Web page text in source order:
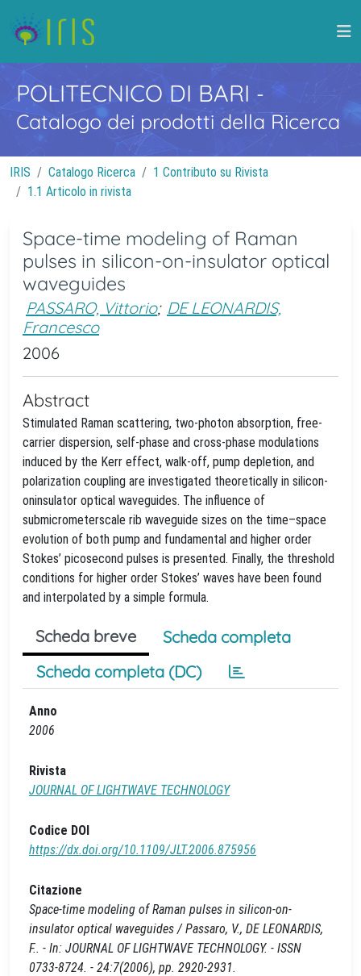
POLITECNICO DI BARI -
Catalogo dei prodotti della Ricerca
IRIS Catalogo Ricerca
1 Contributo su Rivista
1.1 Articolo in rivista
Space-time modeling of Raman
pulses in silicon-on-insulator optical
waveguides
PASSARO, Vittorio; DE LEONARDIS,
Francesco
2006
Abstract
Stimulated Raman scattering, two-photon absorption, free-
carrier dispersion, self-phase and cross-phase modulations
induced by the Kerr effect, walk-off, pump depletion, and
polarization coupling are investigated theoretically in silicon-
oninsulator optical waveguides. The influence of
submicrometerscale rib waveguide sizes on the time–space
evolution of both pump and fundamental and higher order
Stokes’ picosecond pulses is presented. Finally, the threshold
conditions for higher order Stokes’ waves have been found
and interpolated by a simple formula.
Scheda breve
Scheda completa
Scheda completa (DC)
Anno
2006
Rivista
JOURNAL OF LIGHTWAVE TECHNOLOGY
Codice DOI
https://dx.doi.org/10.1109/JLT.2006.875956
Citazione
Space-time modeling of Raman pulses in silicon-on-
insulator optical waveguides / Passaro, V., DE LEONARDIS,
F.. - In: JOURNAL OF LIGHTWAVE TECHNOLOGY. - ISSN
0733-8724. - 24:7(2006), pp. 2920-2931.